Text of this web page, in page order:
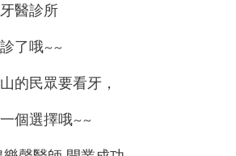
醫診所
了哦~~
的民眾要看牙，
個選擇哦~~